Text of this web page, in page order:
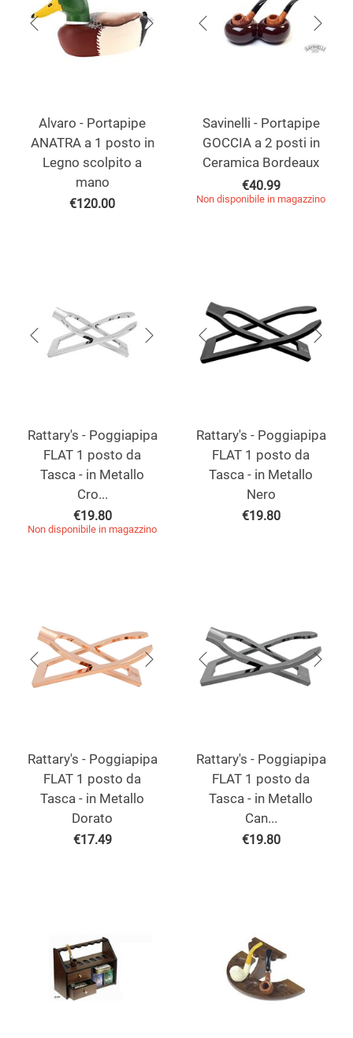
Alvaro - Portapipe
ANATRA a 1 posto in
Legno scolpito a
mano
€120.00
Savinelli - Portapipe
GOCCIA a 2 posti in
Ceramica Bordeaux
€40.99
Non disponibile in magazzino
Rattary's - Poggiapipa
FLAT 1 posto da
Tasca - in Metallo
Cro...
€19.80
Non disponibile in magazzino
Rattary's - Poggiapipa
FLAT 1 posto da
Tasca - in Metallo
Nero
€19.80
Rattary's - Poggiapipa
FLAT 1 posto da
Tasca - in Metallo
Dorato
€17.49
Rattary's - Poggiapipa
FLAT 1 posto da
Tasca - in Metallo
Can...
€19.80